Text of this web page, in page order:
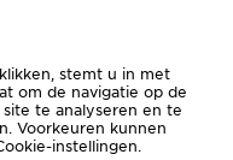
stemt u in met
om de navigatie op de
te analyseren en te
Voorkeuren kunnen
instellingen.